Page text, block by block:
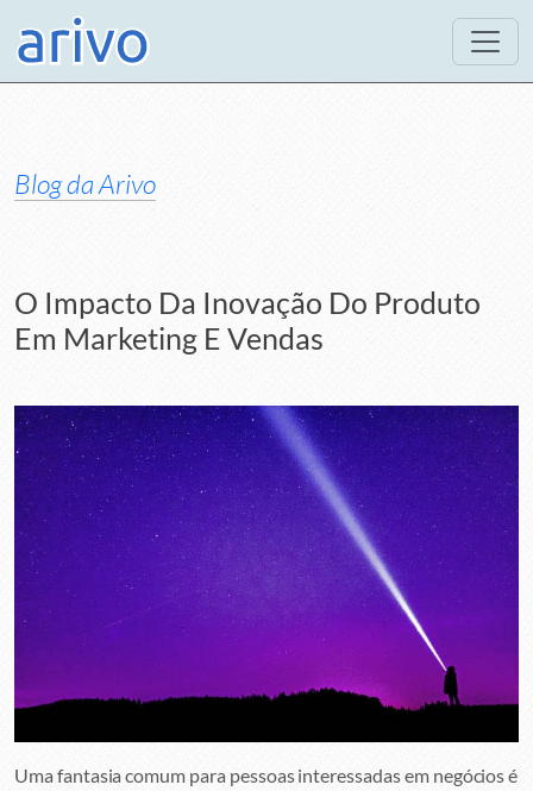
Blog da Arivo
O Impacto Da Inovação Do Produto
Em Marketing E Vendas
Uma fantasia comum para pessoas interessadas em negócios é